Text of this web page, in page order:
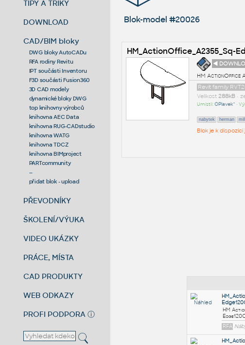
TIPY A TRIKY
DOWNLOAD
CAD/BIM bloky
DWG bloky AutoCADu
RFA rodiny Revitu
IPT součásti Inventoru
F3D součásti Fusion360
3D CAD modely
dynamické bloky DWG
top knihovny výrobců
knihovna AEC Data
knihovna RUG-CADstudio
knihovna WATG
knihovna TDCZ
knihovna BIMproject
PARTcommunity
--
přidat blok - upload
PŘEVODNÍKY
ŠKOLENÍ/VÝUKA
VIDEO UKÁZKY
PRÁCE, MÍSTA
CAD PRODUKTY
WEB ODKAZY
PROFI PODPORA ⓘ
Blok-model #20026
HM_ActionOffice_A2355_Sq-
◄
HM ActionOffice
Revit family
Velikost 288kB•
Umístil:OPlavek^ •
nabytek herman
Blok je k